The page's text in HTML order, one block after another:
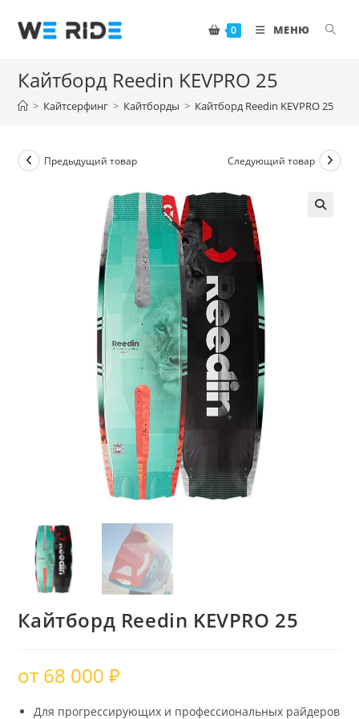
0 МЕНЮ
Кайтборд Reedin KEVPRO 25
> Кайтсерфинг > Кайтборды > Кайтборд Reedin KEVPRO 25
Предыдущий товар Следующий товар
Кайтборд Reedin KEVPRO 25
от 68 000₽
Для прогрессирующих и профессиональных райдеров